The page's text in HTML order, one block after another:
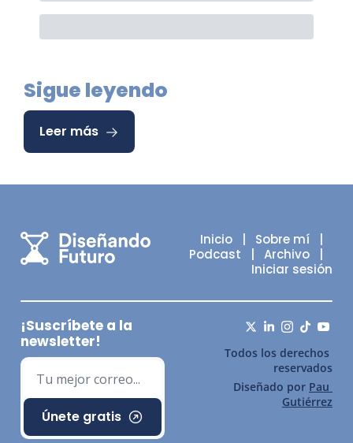
Sigue leyendo
Leer más
Inicio
   |
Sobre mí
   |
Podcast
Archivo
   |
Iniciar sesión
¡Suscríbete a la
newsletter!
Únete gratis
Todos los derechos
reservados
Diseñado por Pau
Gutiérrez